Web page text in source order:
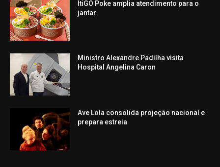
ItiGO Poke amplia atendimento para o
jantar
Ministro Alexandre Padilha visita
Hospital Angelina Caron
Ave Lola consolida projeção nacional e
prepara estreia